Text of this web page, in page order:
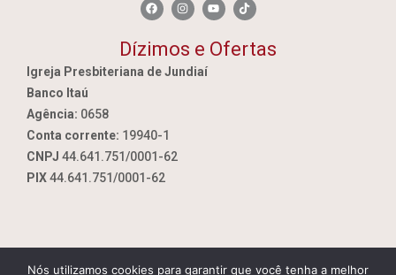
Dízimos e Ofertas
Igreja Presbiteriana de Jundiaí
Banco Itaú
Agência: 0658
Conta corrente: 19940-1
CNPJ 44.641.751/0001-62
PIX44.641.751/0001-62
Nós utilizamos cookies para garantir que você tenha a melhor